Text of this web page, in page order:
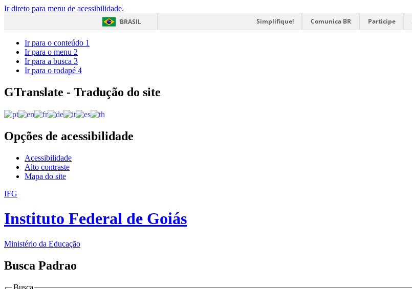
Ir direto para menu de acessibilidade.
BRASIL
Simplifique! Comunica BR Participe
Ir para o conteúdo 1
Ir para o menu 2
Ir para a busca 3
Ir para o rodapé 4
GTranslate - Tradução do site
Opções de acessibilidade
Acessibilidade
Alto contraste
Mapa do site
IFG
Instituto Federal de Goiás
Ministério da Educação
Busca Padrao
Busca